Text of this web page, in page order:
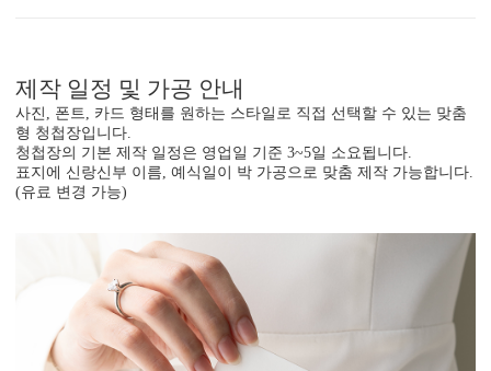
제작 일정 및 가공 안내
사진, 폰트, 카드 형태를 원하는 스타일로 직접 선택할 수 있는 맞춤
형 청첩장입니다.
청첩장의 기본 제작 일정은 영업일 기준 3~5일 소요됩니다.
표지에 신랑신부 이름, 예식일이 박 가공으로 맞춤 제작 가능합니다.
(유료 변경 가능)